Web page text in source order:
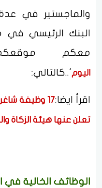
والماجستير في
البنك الرئيسي في
معكم
اليوم'..كالتالي:
اقرأ ايضا: 17 وظيفة
تعلن عنها هيئة الزكاة
الوظائف الخالية في